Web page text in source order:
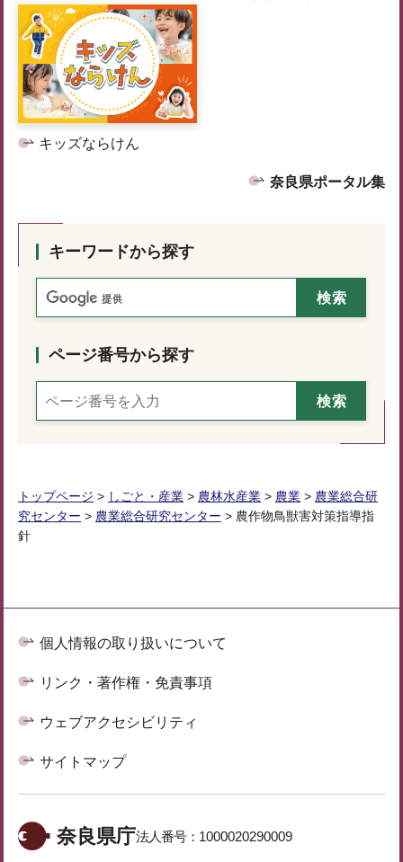
キッズならけん
奈良県ポータル集
キーワードから探す
ページ番号から探す
トップページ > しごと・産業 > 農林水産業 > 農業 > 農業総合研
究センター > 農業総合研究センター > 農作物鳥獣害対策指導指
針
個人情報の取り扱いについて
リンク・著作権・免責事項
ウェブアクセシビリティ
サイトマップ
奈良県庁法人番号： 1000020290009